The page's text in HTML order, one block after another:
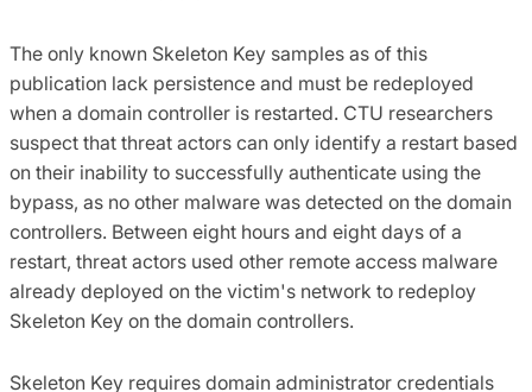
The only known Skeleton Key samples as of this
publication lack persistence and must be redeployed
when a domain controller is restarted. CTU researchers
suspect that threat actors can only identify a restart based
on their inability to successfully authenticate using the
bypass, as no other malware was detected on the domain
controllers. Between eight hours and eight days of a
restart, threat actors used other remote access malware
already deployed on the victim's network to redeploy
Skeleton Key on the domain controllers.
Skeleton Key requires domain administrator credentials